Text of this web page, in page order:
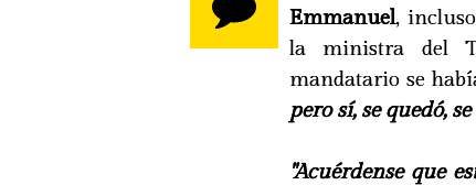
Emmanuel,
la ministra del
mandatario se
pero sí, se quedó,
"Acuérdense que